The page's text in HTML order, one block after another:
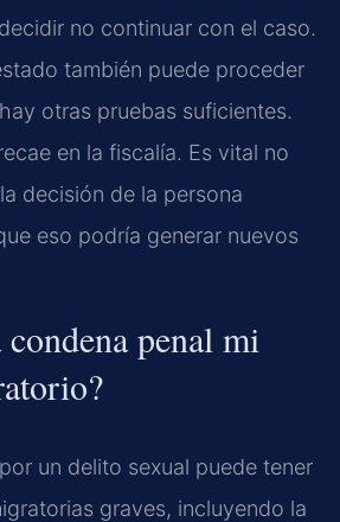
no continuar con el caso.
también puede proceder
otras pruebas suficientes.
en la fiscalía. Es vital no
decisión de la persona
eso podría generar nuevos
penal mi
un delito sexual puede tener
graves, incluyendo la